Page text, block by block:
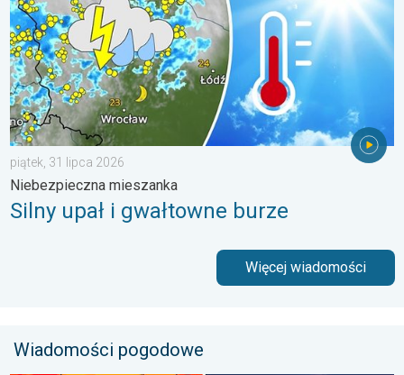
piątek, 31 lipca 2026
Niebezpieczna mieszanka
Silny upał i gwałtowne burze
Więcej wiadomości
Wiadomości pogodowe